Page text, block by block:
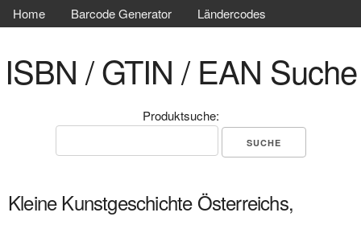
Home Barcode Generator Ländercodes
ISBN / GTIN / EAN Suche
Produktsuche:
Kleine Kunstgeschichte Österreichs,